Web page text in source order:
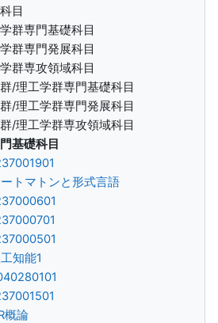
目
群専門基礎科目
群専門発展科目
群専攻領域科目
/理工学群専門基礎科目
/理工学群専門発展科目
/理工学群専攻領域科目
基礎科目
トマトンと形式言語
知能1
概論